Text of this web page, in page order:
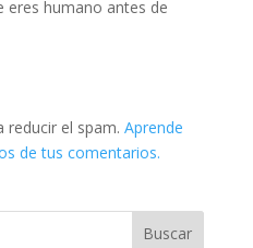
eres humano antes de
reducir el spam. Aprende
de tus comentarios.